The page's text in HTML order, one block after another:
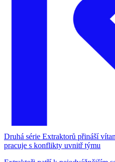
Druhá série Extraktorů přináší
pracuje s konflikty uvnitř týmu